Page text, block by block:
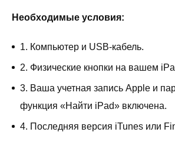
Необходимые условия:
1. Компьютер и USB-кабель.
2. Физические кнопки на вашем
3. Ваша учетная запись Apple и
функция «Найти iPad» включена.
4. Последняя версия iTunes или